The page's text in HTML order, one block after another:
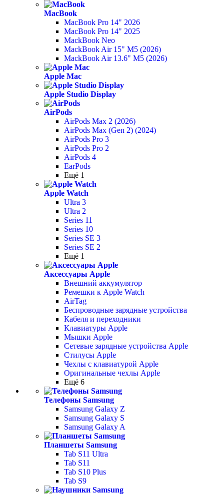
MacBook
MacBook Pro 14" 2026
MacBook Pro 14" 2025
MackBook Neo
MackBook Air 15" M5 (2026)
MackBook Air 13.6" M5 (2026)
Apple Mac
Apple Studio Display
AirPods
AirPods Max 2 (2026)
AirPods Max (Gen 2) (2024)
AirPods Pro 3
AirPods Pro 2
AirPods 4
EarPods
Ещё 1
Apple Watch
Ultra 3
Ultra 2
Series 11
Series 10
Series SE 3
Series SE 2
Ещё 1
Аксессуары Apple
Внешний аккумулятор
Ремешки к Apple Watch
AirTag
Беспроводные зарядные устройства
Кабеля и переходники
Клавиатуры Apple
Мышки Apple
Сетевые зарядные устройства Apple
Стилусы Apple
Чехлы с клавиатурой Apple
Оригинальные чехлы Apple
Ещё 6
Телефоны Samsung
Samsung Galaxy Z
Samsung Galaxy S
Samsung Galaxy A
Планшеты Samsung
Tab S11 Ultra
Tab S11
Tab S10 Plus
Tab S9